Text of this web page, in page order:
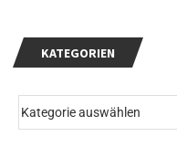
KATEGORIEN